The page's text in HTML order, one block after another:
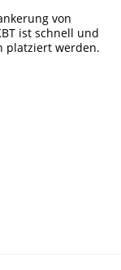
von
ist schnell und
platziert werden.